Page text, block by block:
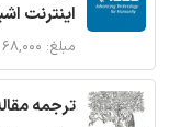
اینترنت
مبلغ: ۱۶۸,۰۰۰ تومان
ترجمه